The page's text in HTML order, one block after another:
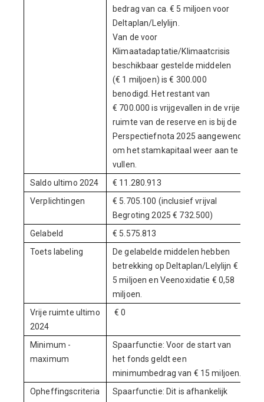
bedrag van ca. € 5 miljoen voor
Deltaplan/Lelylijn.
Van de voor
Klimaatadaptatie/Klimaatcrisis
beschikbaar gestelde middelen
(€ 1 miljoen) is € 300.000
benodigd. Het restant van
€ 700.000 is vrijgevallen in de vrije
ruimte van de reserve en is bij de
Perspectiefnota 2025 aangewend
om het stamkapitaal weer aan te
vullen.
Saldo ultimo 2024
€ 11.280.913
Verplichtingen
€ 5.705.100 (inclusief vrijval
Begroting 2025 € 732.500)
Gelabeld
€ 5.575.813
Toets labeling
De gelabelde middelen hebben
betrekking op Deltaplan/Lelylijn €
5 miljoen en Veenoxidatie € 0,58
miljoen.
Vrije ruimte ultimo
2024
€ 0
Minimum -
maximum
Spaarfunctie: Voor de start van
het fonds geldt een
minimumbedrag van € 15 miljoen.
Opheffingscriteria
Spaarfunctie: Dit is afhankelijk